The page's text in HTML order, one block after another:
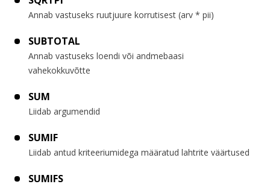
Annab vastuseks ruutjuure korrutisest (arv * pii)
SUBTOTAL
Annab vastuseks loendi või andmebaasi
vahekokkuvõtte
SUM
Liidab argumendid
SUMIF
Liidab antud kriteeriumidega määratud lahtrite väärtused
SUMIFS